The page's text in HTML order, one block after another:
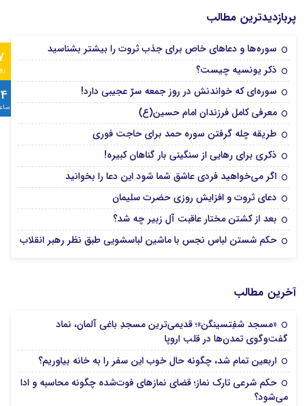
پربازدیدترین مطالب
سوره‌ها و دعاهای خاص برای جذب ثروت را بیشتر بشناسید
ذکر یونسیه چیست؟
سوره‌ای که خواندنش در روز جمعه سرّ عجیبی دارد!
معرفی کامل فرزندان امام حسین(ع)
طریقه چله گرفتن سوره حمد برای حاجت فوری
ذکری برای رهایی از سنگینی بار گناهان کبیره!
اگر می‌خواهید فردی عاشق شما شود این دعا را بخوانید
دعای ثروت و افزایش روزی حضرت سلیمان
بعد از کشتن مختار عاقبت آل زبیر چه شد؟
حکم شستن لباس نجس با ماشین لباسشویی طبق نظر رهبر انقلاب
آخرین مطالب
«مسجد شفِتسینگن»؛ قدیمی‌ترین مسجدِ باغی آلمان، نماد
گفت‌وگوی تمدن‌ها در قلب اروپا
اربعین تمام شد، چگونه حال خوب این سفر را به خانه بیاوریم؟
حکم شرعی تارک نماز؛ قضای نمازهای فوت‌شده چگونه محاسبه و ادا
می‌شود؟